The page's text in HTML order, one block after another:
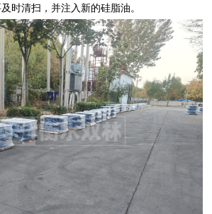
时清扫，并注入新的硅脂油。